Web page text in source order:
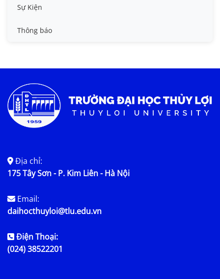
Tin công tác sinh viên
Tin đào tạo
Tin tức chung
Sự Kiện
Thông báo
Địa chỉ:
175 Tây Sơn - P. Kim Liên - Hà Nội
Email:
daihocthuyloi@tlu.edu.vn
Điện Thoại:
(024) 38522201